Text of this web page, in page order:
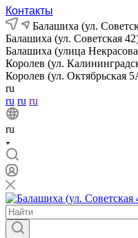
Контакты
Балашиха (ул.
Балашиха (ул. Советская
Балашиха (улица
Королев (ул.
Королев (ул. Октябрьская
ru
ru ru ru
ru